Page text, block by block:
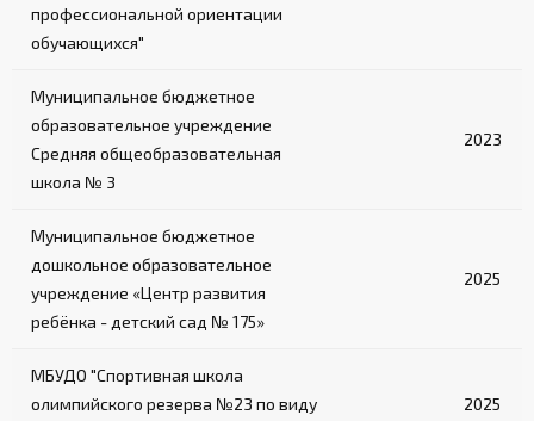
профессиональной ориентации
обучающихся"
Муниципальное бюджетное
образовательное учреждение
Средняя общеобразовательная
школа № 3
2023
Муниципальное бюджетное
дошкольное образовательное
учреждение «Центр развития
ребёнка - детский сад № 175»
2025
МБУДО "Спортивная школа
олимпийского резерва №23 по виду
2025